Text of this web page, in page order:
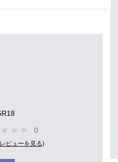
0
ビューを見る)